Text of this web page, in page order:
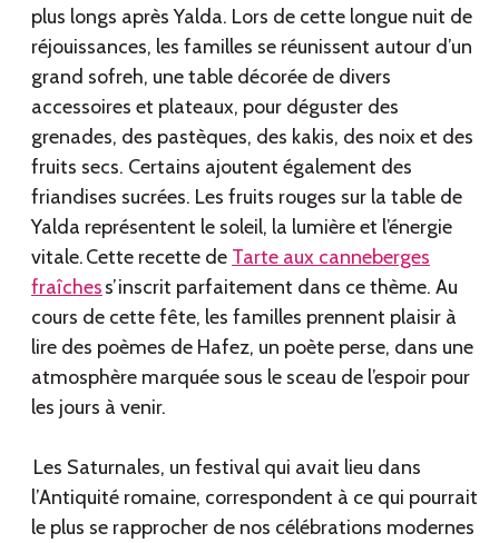
plus longs après Yalda. Lors de cette longue nuit de
réjouissances, les familles se réunissent autour d’un
grand sofreh, une table décorée de divers
accessoires et plateaux, pour déguster des
grenades, des pastèques, des kakis, des noix et des
fruits secs. Certains ajoutent également des
friandises sucrées. Les fruits rouges sur la table de
Yalda représentent le soleil, la lumière et l’énergie
vitale. Cette recette de Tarte aux canneberges
fraîchess’inscrit parfaitement dans ce thème. Au
cours de cette fête, les familles prennent plaisir à
lire des poèmes de Hafez, un poète perse, dans une
atmosphère marquée sous le sceau de l’espoir pour
les jours à venir.
Les Saturnales, un festival qui avait lieu dans
l’Antiquité romaine, correspondent à ce qui pourrait
le plus se rapprocher de nos célébrations modernes